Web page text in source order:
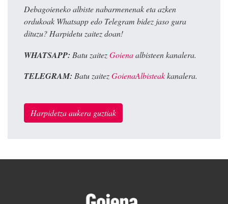
Debagoieneko albiste nabarmenenak eta azken
ordukoak Whatsapp edo Telegram bidez jaso gura
dituzu? Harpidetu zaitez doan!
WHATSAPP: Batu zaitezGoienaalbisteen kanalera.
TELEGRAM: Batu zaitezGoienaAlbisteakkanalera.
Harpidetza aukera guztiak